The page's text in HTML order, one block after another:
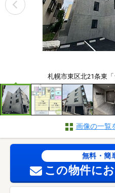
札幌市東区北21条東「
画像の一覧
無料・簡
この物件に